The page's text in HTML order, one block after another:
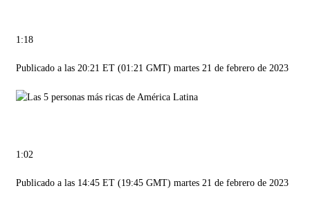
1:18
Publicado a las 20:21 ET (01:21 GMT) martes 21 de febrero de 2023
1:02
Publicado a las 14:45 ET (19:45 GMT) martes 21 de febrero de 2023